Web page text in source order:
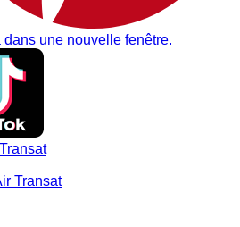
dans une nouvelle fenêtre.
Transat